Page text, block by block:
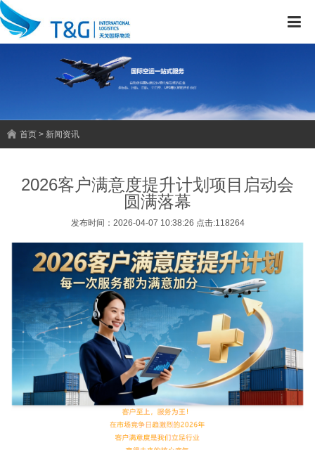
首页 > 新闻资讯
2026客户满意度提升计划项目启动会
圆满落幕
发布时间：2026-04-07 10:38:26 点击:118264